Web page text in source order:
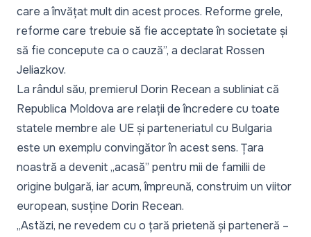
care a învățat mult din acest proces. Reforme grele,
reforme care trebuie să fie acceptate în societate și
să fie concepute ca o cauză”, a declarat Rossen
Jeliazkov.
La rândul său, premierul Dorin Recean a subliniat că
Republica Moldova are relații de încredere cu toate
statele membre ale UE și parteneriatul cu Bulgaria
este un exemplu convingător în acest sens. Țara
noastră a devenit „acasă” pentru mii de familii de
origine bulgară, iar acum, împreună, construim un viitor
european, susține Dorin Recean.
„Astăzi, ne revedem cu o țară prietenă și parteneră –